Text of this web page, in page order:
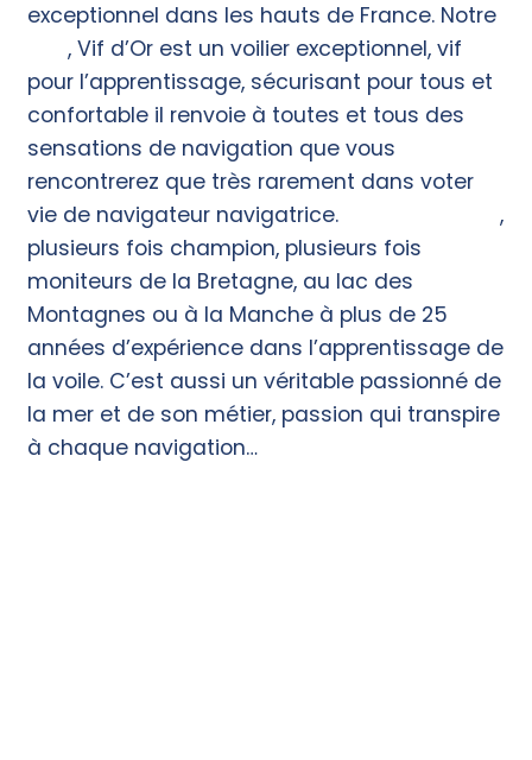
exceptionnel dans les hauts de France. Notre
, Vif d’Or est un voilier exceptionnel, vif
pour l’apprentissage, sécurisant pour tous et
confortable il renvoie à toutes et tous des
sensations de navigation que vous
rencontrerez que très rarement dans voter
vie de navigateur navigatrice.
,
plusieurs fois champion, plusieurs fois
moniteurs de la Bretagne, au lac des
Montagnes ou à la Manche à plus de 25
années d’expérience dans l’apprentissage de
la voile. C’est aussi un véritable passionné de
la mer et de son métier, passion qui transpire
à chaque navigation…